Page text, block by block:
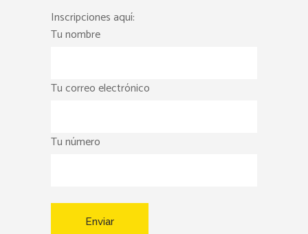
Inscripciones aquí:
Tu nombre
Tu correo electrónico
Tu número